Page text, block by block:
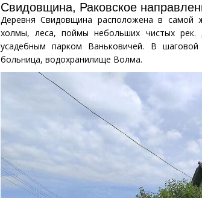
Свидовщина, Раковское
Деревня Свидовщина расположена в самой
холмы, леса, поймы небольших чистых
усадебным парком Ваньковичей. В
больница, водохранилище Волма.